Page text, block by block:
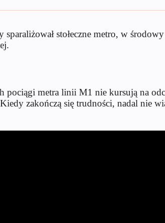
stołeczne metro, w
pociągi metra linii M1 nie kursują na
zakończą się trudności, nadal nie